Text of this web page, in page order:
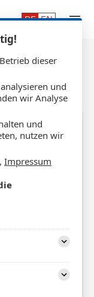
dieser
und
wir Analyse
und
nutzen wir
, Impressum